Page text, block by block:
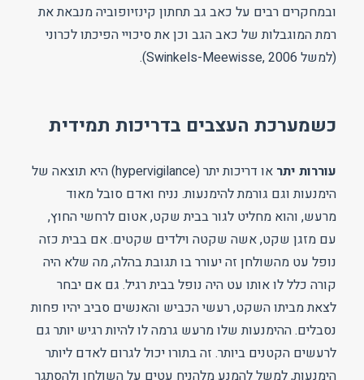
ובמחקרים רבים על כאב גב תחתון קינזיופוביה מנבאת את
רמת המוגבלות של כאב הגב וכן את סיכויי הפיכתו לכרוני
(למשל Swinkels-Meewisse, 2006).
כשמערכת העצבים בדריכות תמידית
עוררות יתר
או דריכות יתר (hypervigilance) היא תוצאה של
הימנעות וגם גורמת להימנעות. נניח ואדם סובל מאוד
מרעש, והוא מחליט לגור בבית שקט, אטום לרחשי החוץ,
עם מזגן שקט, אשה שקטה וילדים שקטים. אם בבית כזה
נופל עט מהשולחן זה יעורר בו תגובת בהלה, מה שלא היה
קורה כלל לו אותו עט היה נופל בבית רגיל. גם אם יבחר
לצאת מביתו השקט, רעשי הכביש והאנשים סביב יהיו פחות
נסבלים. ההימנעות שלו מרעש גרמה לו להיות רגיש יותר גם
לרעשים הקטנים ביותר. זה בתורו יכול לגרום לאדם ליותר
הימנעות, למשל להמנע מלהניח עטים על השולחן ולהסתגר